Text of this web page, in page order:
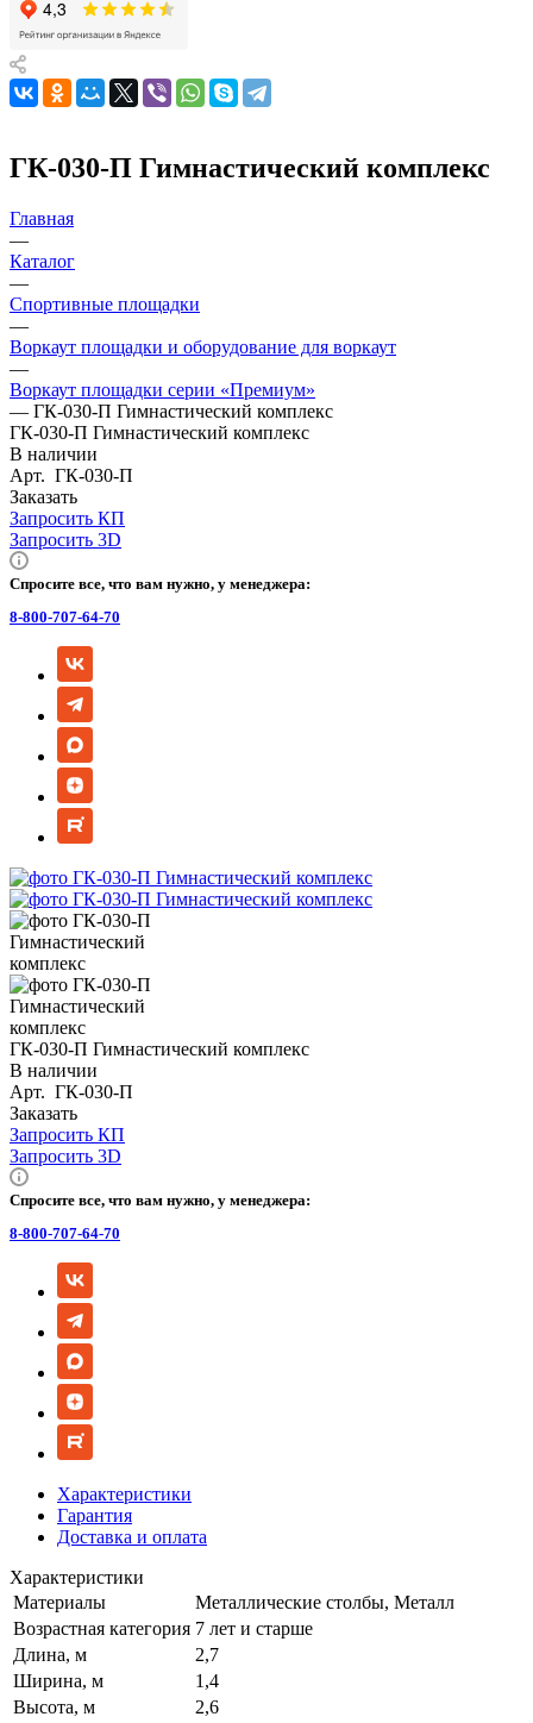
ГК-030-П Гимнастический комплекс
Главная
—
Каталог
—
Спортивные площадки
—
Воркаут площадки и оборудование для воркаут
—
Воркаут площадки серии «Премиум»
— ГК-030-П Гимнастический комплекс
ГК-030-П Гимнастический комплекс
В наличии
Арт. ГК-030-П
Заказать
Запросить КП
Запросить 3D
Спросите все, что вам нужно, у менеджера:
8-800-707-64-70
ГК-030-П Гимнастический комплекс
В наличии
Арт. ГК-030-П
Заказать
Запросить КП
Запросить 3D
Спросите все, что вам нужно, у менеджера:
8-800-707-64-70
Характеристики
Гарантия
Доставка и оплата
Характеристики
Материалы
Металлические столбы, Металл
Возрастная категория 7 лет и старше
Длина, м
2,7
Ширина, м
1,4
Высота, м
2,6